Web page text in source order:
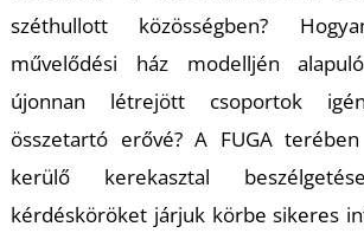
széthullott közösségben?
művelődési ház modelljén
újonnan létrejött csoportok
összetartó erővé? A FUGA
kerülő kerekasztal
kérdésköröket járjuk körbe sikeres